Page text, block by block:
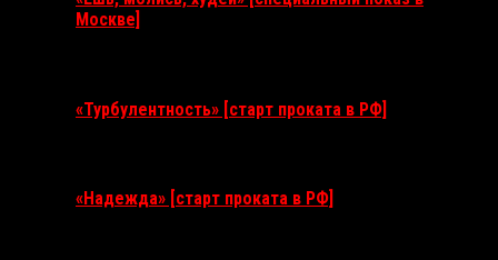
Москве]
«Турбулентность» [старт проката в РФ]
«Надежда» [старт проката в РФ]